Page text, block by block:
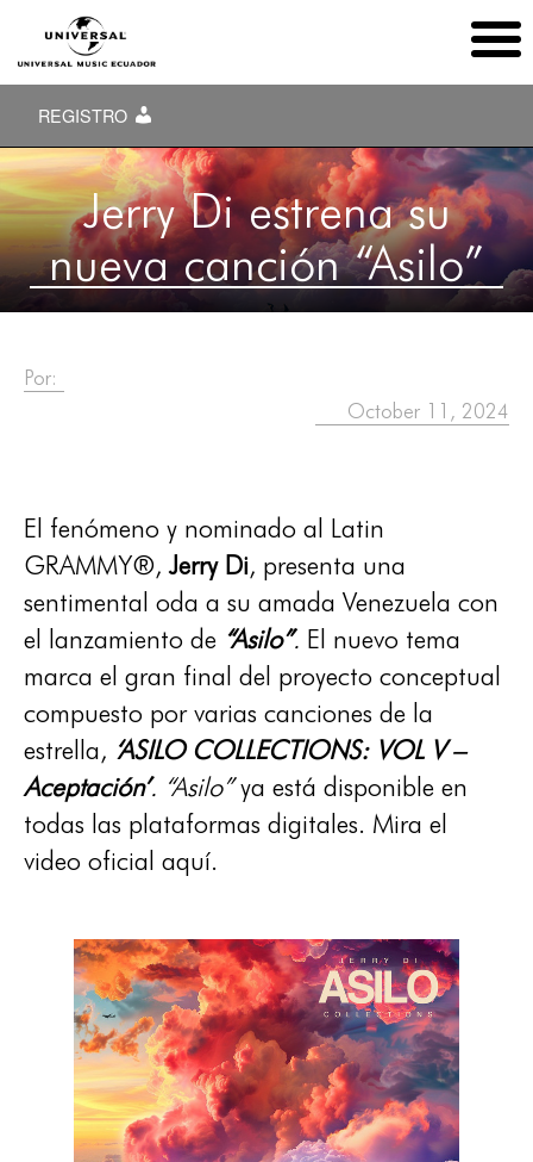
REGISTRO
Jerry Di estrena su
nueva canción “Asilo”
Por:
October 11, 2024
El fenómeno y nominado al Latin
GRAMMY®, Jerry Di, presenta una
sentimental oda a su amada Venezuela con
el lanzamiento de “Asilo”. El nuevo tema
marca el gran final del proyecto conceptual
compuesto por varias canciones de la
estrella, ‘ASILO COLLECTIONS: VOL V –
Aceptación’. “Asilo”ya está disponible en
todas las plataformas digitales. Mira el
video oficial aquí.